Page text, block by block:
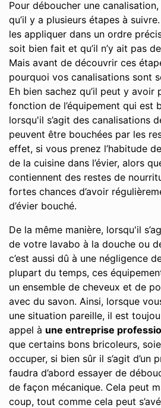
Pour déboucher une
qu’il y a plusieurs étapes à
les appliquer dans un ordre
soit bien fait et qu’il n’y ait pas
Mais avant de découvrir ces
pourquoi vos canalisations sont
Eh bien sachez qu’il peut y avoir
fonction de l’équipement qui est
lorsqu'il s’agit des canalisations
peuvent être bouchées par les
effet, si vous prenez l’habitude
de la cuisine dans l’évier, alors
contiennent des restes de
fortes chances d’avoir
d’évier bouché.
De la même manière, lorsqu'il
de votre lavabo à la douche ou
c’est aussi dû à une négligence
plupart du temps, ces
un ensemble de cheveux et de
avec du savon. Ainsi, lorsque
une situation pareille, il est
appel à une entreprise
que certains bons bricoleurs,
occuper, si bien sûr il s’agit d’un
faudra d’abord essayer de
de façon mécanique. Cela peut
coup, tout comme cela peut